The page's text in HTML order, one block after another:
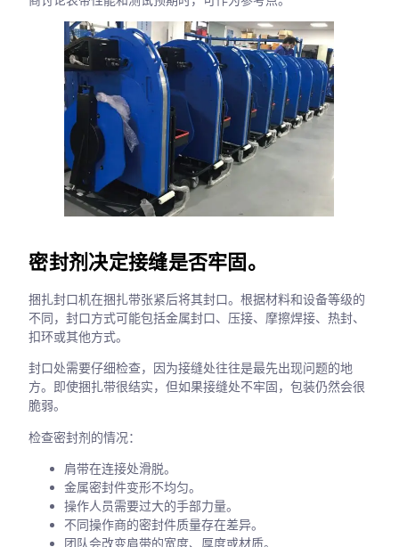
密封剂决定接缝是否牢固。
捆扎封口机在捆扎带张紧后将其封口。根据材料和设备等级的
不同，封口方式可能包括金属封口、压接、摩擦焊接、热封、
扣环或其他方式。
封口处需要仔细检查，因为接缝处往往是最先出现问题的地
方。即使捆扎带很结实，但如果接缝处不牢固，包装仍然会很
脆弱。
检查密封剂的情况：
肩带在连接处滑脱。
金属密封件变形不均匀。
操作人员需要过大的手部力量。
不同操作商的密封件质量存在差异。
团队会改变肩带的宽度、厚度或材质。